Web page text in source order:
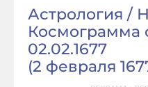
Астрология /
Космограмма
02.02.1677
(2 февраля